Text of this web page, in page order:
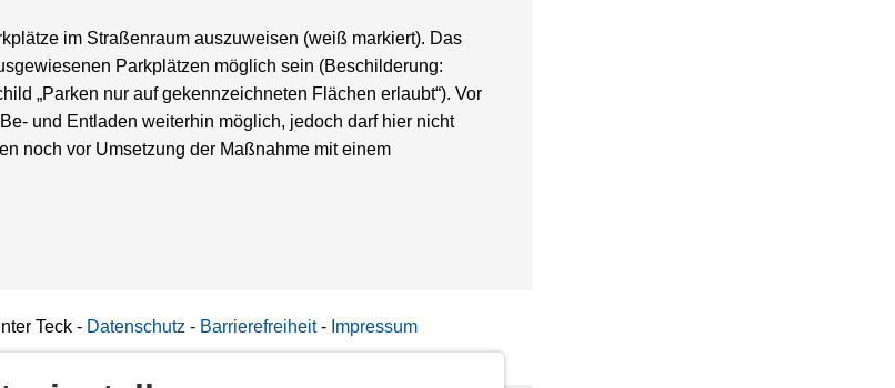
im Straßenraum auszuweisen (weiß markiert). Das
Parkplätzen möglich sein (Beschilderung:
„Parken nur auf gekennzeichneten Flächen erlaubt“). Vor
und Entladen weiterhin möglich, jedoch darf hier nicht
noch vor Umsetzung der Maßnahme mit einem
Teck- Datenschutz - Barrierefreiheit- Impressum